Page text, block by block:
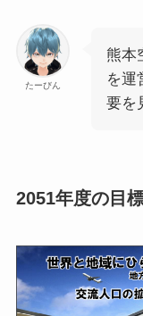
たーびん
熊本
を運
要を
2051年度の目